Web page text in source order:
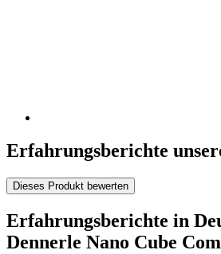
Erfahrungsberichte
Dieses Produkt bewerten
Erfahrungsberichte in
Dennerle Nano Cube